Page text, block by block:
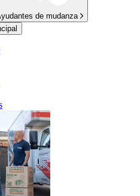
de mudanza